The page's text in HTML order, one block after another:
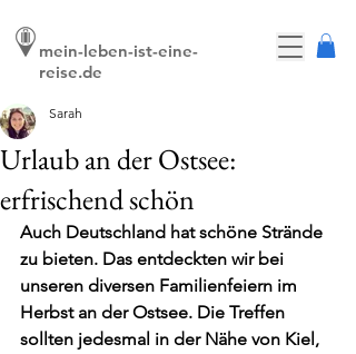
mein-leben-ist-eine-
reise.de
Urlaub an der Ostsee:
erfrischend schön
Sarah
Auch Deutschland hat schöne Strände
zu bieten. Das entdeckten wir bei
unseren diversen Familienfeiern im
Herbst an der Ostsee. Die Treffen
sollten jedesmal in der Nähe von Kiel,